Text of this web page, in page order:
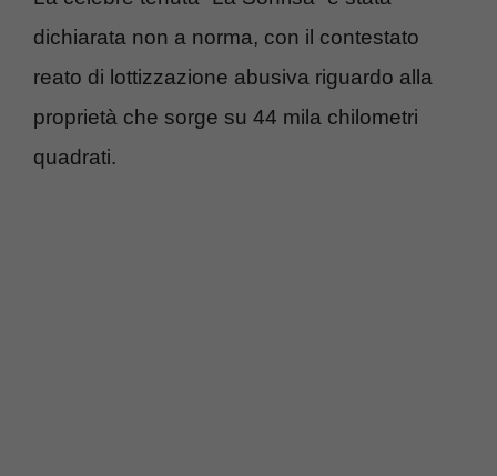
dichiarata non a norma, con il contestato
reato di lottizzazione abusiva riguardo alla
proprietà che sorge su 44 mila chilometri
quadrati.